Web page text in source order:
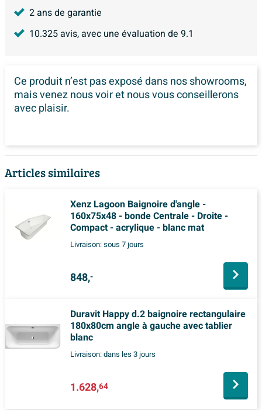
2 ans de garantie
10.325avis, avec une évaluation de 9.1
Ce produit n’est pas exposé dansnos showrooms,
mais venez nous voir et nous vous conseillerons
avec plaisir.
Articles similaires
Xenz Lagoon Baignoire d'angle -
160x75x48 - bonde Centrale - Droite -
Compact - acrylique - blanc mat
Livraison:sous 7 jours
848,-
Duravit Happy d.2 baignoire rectangulaire
180x80cm angle à gauche avec tablier
blanc
Livraison:dans les 3 jours
1.628,64